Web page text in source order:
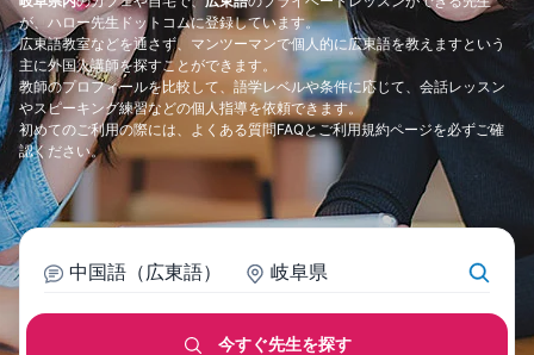
が、ハロー先生ドットコムに登録しています。
広東語教室などを通さず、マンツーマンで個人的に広東語を教えますという
主に外国人講師を探すことができます。
教師のプロフィールを比較して、語学レベルや条件に応じて、会話レッスン
やスピーキング練習などの個人指導を依頼できます。
初めてのご利用の際には、 よくある質問FAQとご利用規約ページを必ずご確
認ください。
中国語（広東語） 岐阜県
今すぐ先生を探す